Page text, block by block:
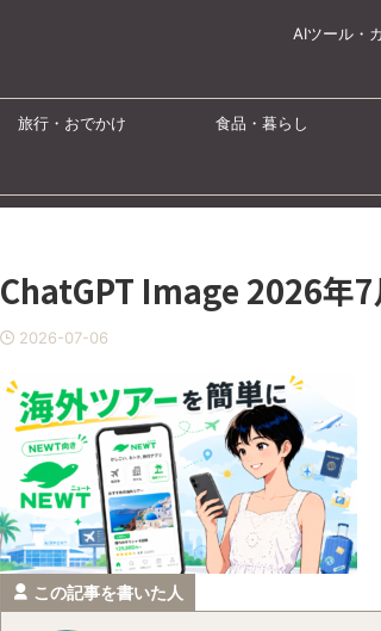
AIツール・
旅行・おでかけ 食品・暮らし
ChatGPT Image 2026年
2026-07-06
この記事を書いた人